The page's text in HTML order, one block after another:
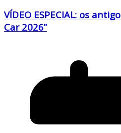
VÍDEO ESPECIAL: os
Car 2026”